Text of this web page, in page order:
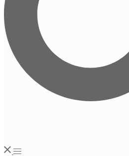
Alternar